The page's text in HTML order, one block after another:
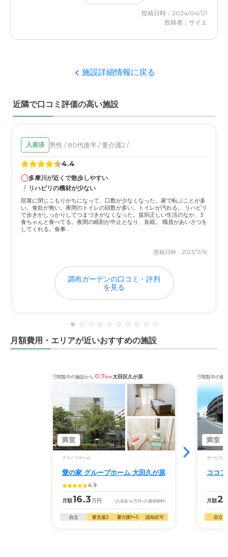
る。体力も戻りつつある。
職員・スタッフ・他入居者の雰囲気について
居して日が浅いので他の入居者さんとまだまだ交流出来て
いない
外観・内装・居室・設備について
寝具類やテレビなど貸してもらえるので助かっている。大
きな収納棚はあるが位置が高く使い辛い
介護医療サービスについて
元々診てもらっていた訪問医がそのまま行ってくれるので
心配ない。介護は入居生活を見てもらえるだけで満足して
いる。
最寄り駅から少し歩くし、丁度良い場所にバス停留所がな
いので年寄りが面会に行くには少し不便
料金費用について
されるので加算はきつい感じがする
投稿日時：2024/04/01
投稿者：サイエ
施設詳細情報に戻る
近隣で口コミ評価の高い施設
入居済 男性 / 80代後半 / 要介護2 /
4.4
多摩川が近くで散歩しやすい
リハビリの機材が少ない
部屋に閉じこもりがちになって、口数が少なくなった。家で転ぶことが多
い。食欲が無い。夜間のトイレの回数が多い。トイレが汚れる。 リハビリ
で歩きがしっかりしてつまづきがなくなった。規則正しい生活のなか、3
食ちゃんと食べてる。夜間の眠剤が中止となり、良眠。 職員があいさつを
してくれる。食事...
投稿日時：2023/11/16
調布ガーデンの口コミ・評判
を見る
月額費用・エリアが近いおすすめの施設
閲覧中の施設から 0.7km大田区久が原
満室
グループホーム
愛の家 グループホーム 大田久が原
4.9
月額16.3万円 (入居金16万円 +介護保険料)
自立 要支援2 要介護1〜5 認知症可
閲覧中の施
満室
サービス付
ココ
月額
自立